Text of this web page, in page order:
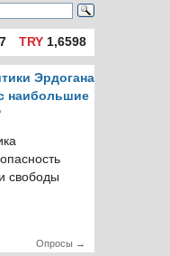
TRY1,6598
Эрдогана
наибольшие
свободы
Опросы →